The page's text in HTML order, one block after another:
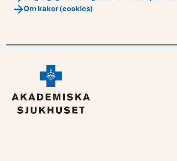
Om kakor (cookies)